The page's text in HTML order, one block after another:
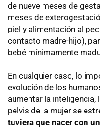
de nueve meses de
meses de
piel y alimentación al
contacto madre-hijo),
bebé mínimamente
En cualquier caso, lo
evolución de los
aumentar la inteligencia,
pelvis de la mujer se
tuviera que nacer con